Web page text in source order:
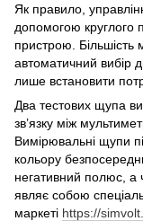
Як правило,
допомогою круглого
пристрою. Більшість
автоматичний вибір
лише встановити
Два тестових щупа
зв’язку між
Вимірювальні щупи
кольору
негативний полюс, а
являє собою
маркеті https://